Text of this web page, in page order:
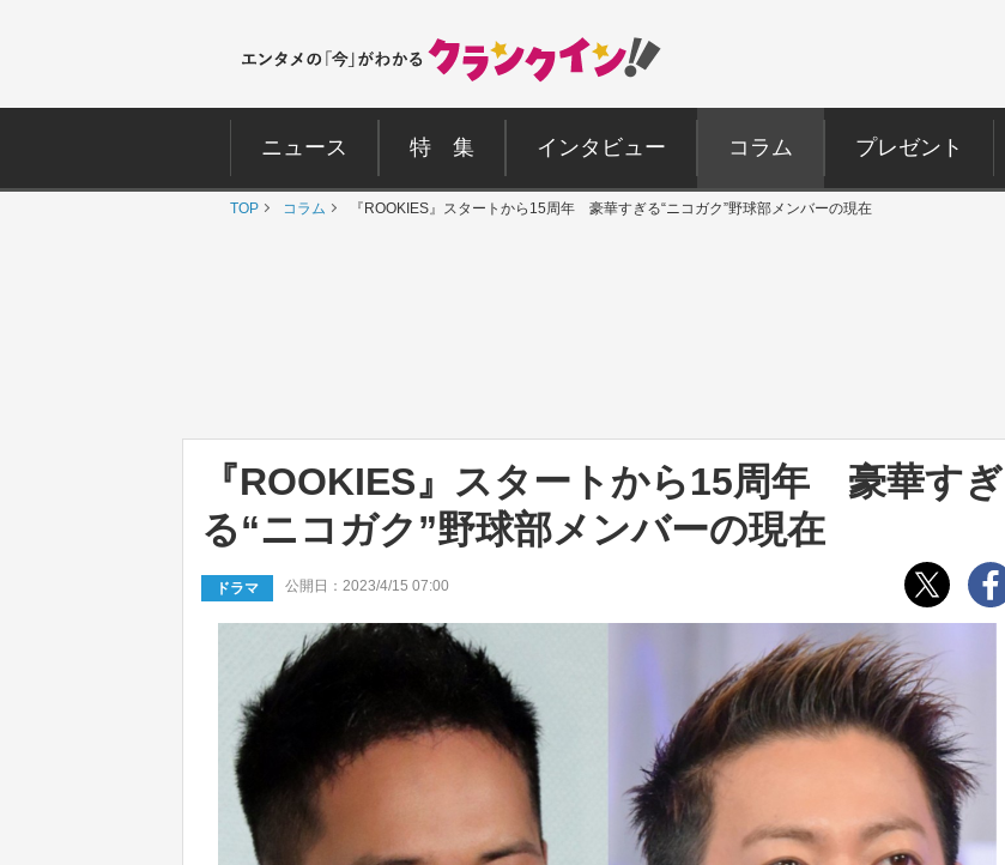
ニュース 特 集 インタビュー コラム プレゼント
TOP コラム 『ROOKIES』スタートから15周年 豪華すぎる“ニコガク”野球部メンバーの現在
『ROOKIES』スタートから15周年 豪華すぎ
る“ニコガク”野球部メンバーの現在
ドラマ 公開日：2023/4/15 07:00